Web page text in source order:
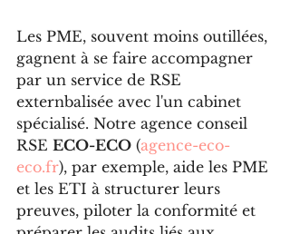
Les PME, souvent moins outillées,
gagnent à se faire accompagner
par un service de RSE
externbalisée avec l'un cabinet
spécialisé. Notre agence conseil
RSE ECO-ECO (agence-eco-
eco.fr), par exemple, aide les PME
et les ETI à structurer leurs
preuves, piloter la conformité et